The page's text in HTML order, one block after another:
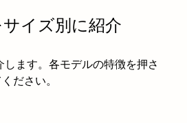
イズ別に紹介
ます。各モデルの特徴を押さ
ださい。